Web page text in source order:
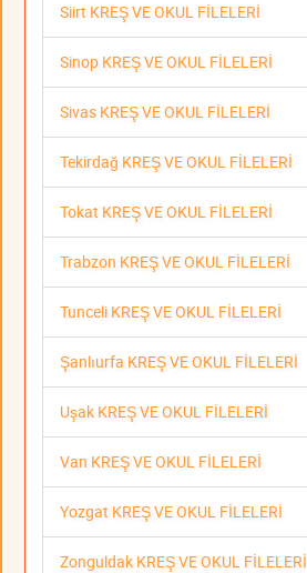
Siirt KREŞ VE OKUL FİLELERİ
Sinop KREŞ VE OKUL FİLELERİ
Sivas KREŞ VE OKUL FİLELERİ
Tekirdağ KREŞ VE OKUL FİLELERİ
Tokat KREŞ VE OKUL FİLELERİ
Trabzon KREŞ VE OKUL FİLELERİ
Tunceli KREŞ VE OKUL FİLELERİ
Şanlıurfa KREŞ VE OKUL FİLELERİ
Uşak KREŞ VE OKUL FİLELERİ
Van KREŞ VE OKUL FİLELERİ
Yozgat KREŞ VE OKUL FİLELERİ
Zonguldak KREŞ VE OKUL FİLELERİ